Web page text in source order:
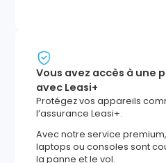
Vous avez accès à une
avec Leasi+
Protégez vos appareils
l’assurance Leasi+.
Avec notre service
laptops ou consoles sont
la panne et le vol.